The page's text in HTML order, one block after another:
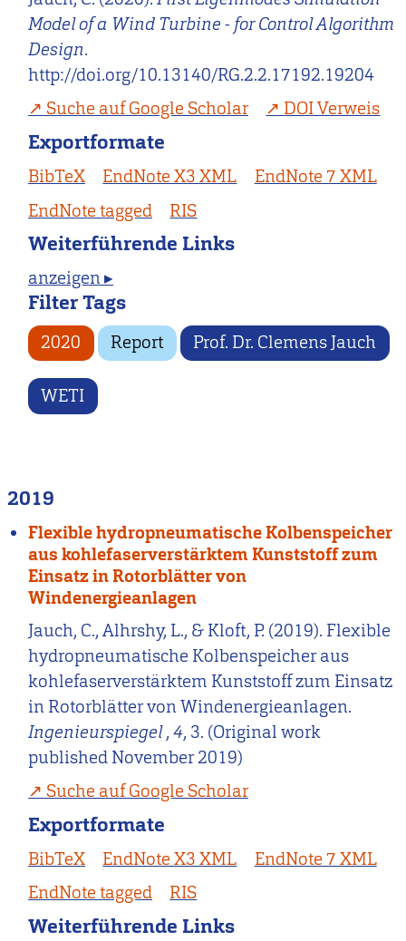
Model of a Wind Turbine - for Control Algorithm
Design.
http://doi.org/10.13140/RG.2.2.17192.19204
Suche auf Google Scholar
DOI Verweis
Exportformate
BibTeX EndNote X3 XML
EndNote 7 XML
EndNote tagged
RIS
Weiterführende Links
anzeigen ▸
Filter Tags
2020 Report Prof. Dr. Clemens Jauch
WETI
2019
Flexible hydropneumatische Kolbenspeicher
aus kohlefaserverstärktem Kunststoff zum
Einsatz in Rotorblätter von
Windenergieanlagen
Jauch, C., Alhrshy, L., & Kloft, P. (2019). Flexible
hydropneumatische Kolbenspeicher aus
kohlefaserverstärktem Kunststoff zum Einsatz
in Rotorblätter von Windenergieanlagen.
Ingenieurspiegel,4, 3. (Original work
published November 2019)
Suche auf Google Scholar
Exportformate
BibTeX EndNote X3 XML
EndNote 7 XML
EndNote tagged
RIS
Weiterführende Links